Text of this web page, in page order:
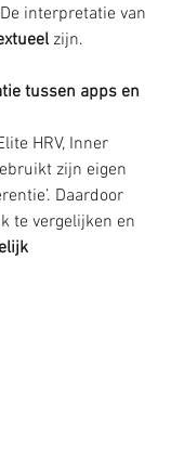
interpretatie van
zijn.
tussen apps en
HRV, Inner
zijn eigen
Daardoor
te vergelijken en